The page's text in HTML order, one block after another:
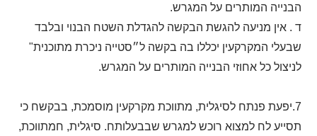
הבנייה המותרים על המגרש.
ד . אין מניעה להגשת הבקשה להגדלת השטח הבנוי ובלבד
שבעלי המקרקעין יכללו בה בקשה ל״סטייה ניכרת מתוכנית"
לניצול כל אחוזי הבנייה המותרים על המגרש.
7.יפעת פנתח לסיגלית, מתווכת מקרקעין מוסמכת, בבקשח כי
תסייע לח למצוא רוכש למגרש שבבעלותח. סיגלית, חמתווכת,